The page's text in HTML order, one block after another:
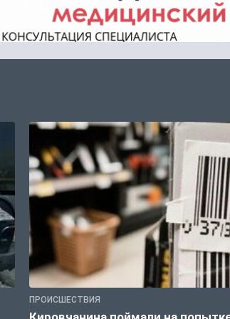
ПРОИСШЕСТВИЯ